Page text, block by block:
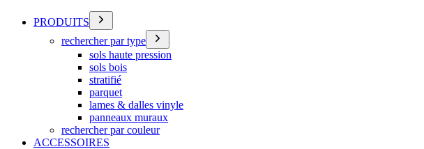
PRODUITS
rechercher par type
sols haute pression
sols bois
stratifié
parquet
lames & dalles vinyle
panneaux muraux
rechercher par couleur
ACCESSOIRES